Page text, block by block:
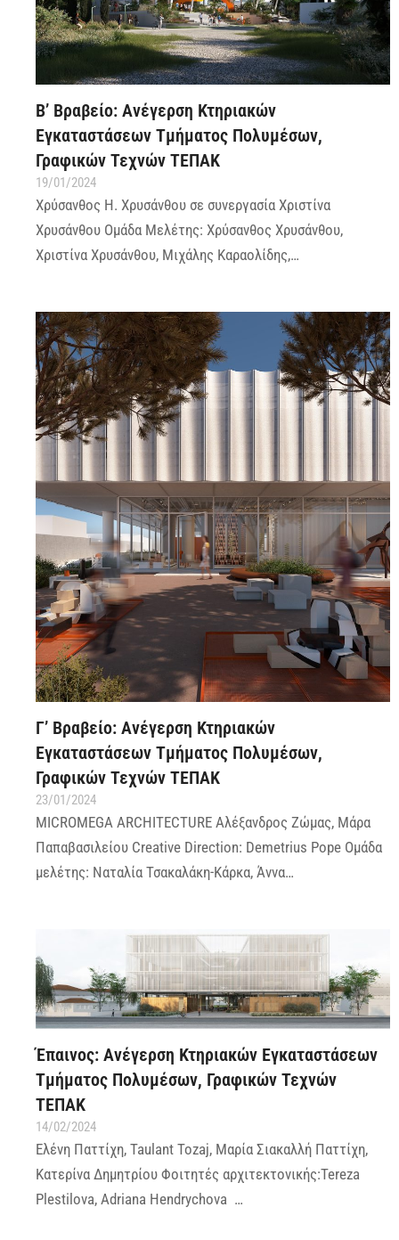
Β’ Βραβείο: Ανέγερση Κτηριακών
Εγκαταστάσεων Τμήματος Πολυμέσων,
Γραφικών Τεχνών ΤΕΠΑΚ
19/01/2024
Χρύσανθος Η. Χρυσάνθου σε συνεργασία Χριστίνα
Χρυσάνθου Ομάδα Μελέτης: Χρύσανθος Χρυσάνθου,
Χριστίνα Χρυσάνθου, Μιχάλης Καραολίδης,…
Γ’ Βραβείο: Ανέγερση Κτηριακών
Εγκαταστάσεων Τμήματος Πολυμέσων,
Γραφικών Τεχνών ΤΕΠΑΚ
23/01/2024
MICROMEGA ARCHITECTURE Αλέξανδρος Ζώμας, Μάρα
Παπαβασιλείου Creative Direction: Demetrius Pope Ομάδα
μελέτης: Ναταλία Τσακαλάκη-Κάρκα, Άννα…
Έπαινος: Ανέγερση Κτηριακών Εγκαταστάσεων
Τμήματος Πολυμέσων, Γραφικών Τεχνών
ΤΕΠΑΚ
14/02/2024
Ελένη Παττίχη, Taulant Tozaj, Μαρία Σιακαλλή Παττίχη,
Κατερίνα Δημητρίου Φοιτητές αρχιτεκτονικής:Tereza
Plestilova, Adriana Hendrychova …